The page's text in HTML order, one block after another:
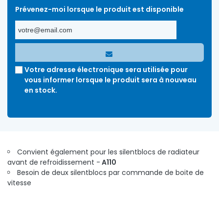
Convient également pour les silentblocs de radiateur
avant de refroidissement - A110
Besoin de deux silentblocs par commande de boite de
vitesse
Prévenez-moi lorsque le produit est disponible
Votre adresse électronique sera utilisée pour
vous informer lorsque le produit sera à nouveau
en stock.